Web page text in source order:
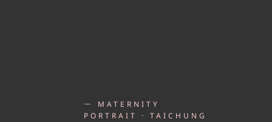
－ MATERNITY
PORTRAIT · TAICHUNG